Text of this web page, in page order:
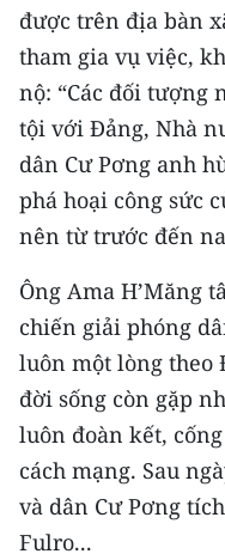
FRANÇAIS
РУССКИЙ
ESPAÑOL
한국어
được trên địa bàn
tham gia vụ việc,
nộ: “Các đối tượng
tội với Đảng, Nhà
dân Cư Pơng anh
phá hoại công sức
nên từ trước đến
Ông Ama H’Măng
chiến giải phóng
luôn một lòng theo
đời sống còn gặp
luôn đoàn kết,
cách mạng. Sau
và dân Cư Pơng
Fulro...